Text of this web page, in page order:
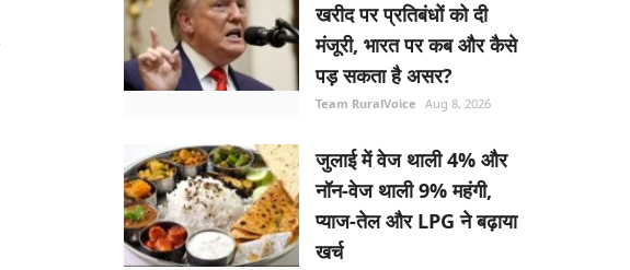
खरीद पर प्रतिबंधों को दी
मंजूरी, भारत पर कब और कैसे
पड़ सकता है असर?
Team RuralVoice Aug 8, 2026
जुलाई में वेज थाली 4% और
नॉन-वेज थाली 9% महंगी,
प्याज-तेल और LPG ने बढ़ाया
खर्च